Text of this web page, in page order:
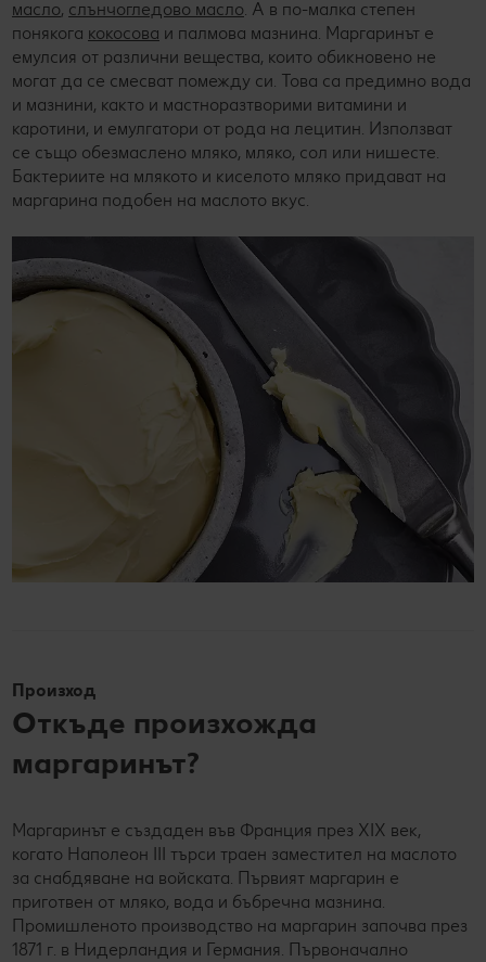
масло, слънчогледово масло . А в по-малка степен
понякога кокосова и палмова мазнина. Маргаринът е
емулсия от различни вещества, които обикновено не
могат да се смесват помежду си. Това са предимно вода
и мазнини, както и мастноразтворими витамини и
каротини, и емулгатори от рода на лецитин. Използват
се също обезмаслено мляко, мляко, сол или нишесте.
Бактериите на млякото и киселото мляко придават на
маргарина подобен на маслото вкус.
Произход
Откъде произхожда
маргаринът?
Маргаринът е създаден във Франция през XIX век,
когато Наполеон III търси траен заместител на маслото
за снабдяване на войската. Първият маргарин е
приготвен от мляко, вода и бъбречна мазнина.
Промишленото производство на маргарин започва през
1871 г. в Нидерландия и Германия. Първоначално